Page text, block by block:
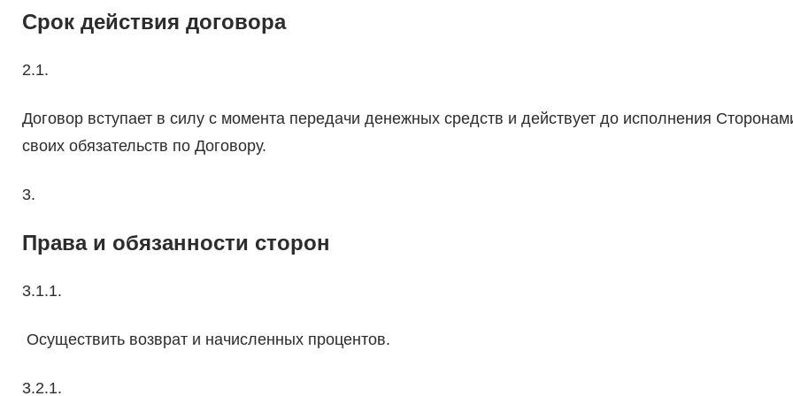
Срок действия договора
2.1.
Договор вступает в силу с момента передачи денежных средств и действует до исполнения
своих обязательств по Договору.
3.
Права и обязанности сторон
3.1.1.
Осуществить возврат и начисленных процентов.
3.2.1.